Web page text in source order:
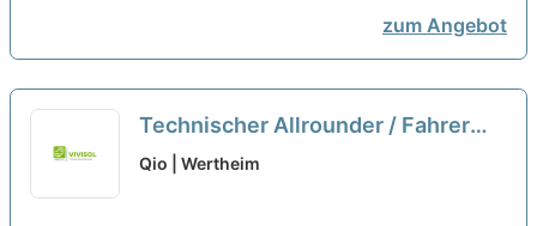
zum Angebot
Technischer Allrounder / Fahrer
auf Minijob-Basis (m/w/d)
Qio | Wertheim